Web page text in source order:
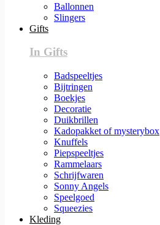
Ballonnen
Slingers
Gifts
In Gifts
Badspeeltjes
Bijtringen
Boekjes
Decoratie
Duikbrillen
Kadopakket of mysterybox
Knuffels
Piepspeeltjes
Rammelaars
Schrijfwaren
Sonny Angels
Speelgoed
Squeezies
Kleding